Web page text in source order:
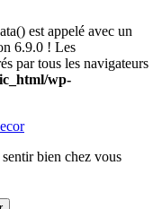
est appelé avec un
6.9.0 ! Les
par tous les navigateurs
wp-
bien chez vous